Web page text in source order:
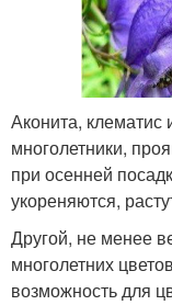
Аконита, клематис
многолетники,
при осенней
укореняются,
Другой, не менее
многолетних
возможность для